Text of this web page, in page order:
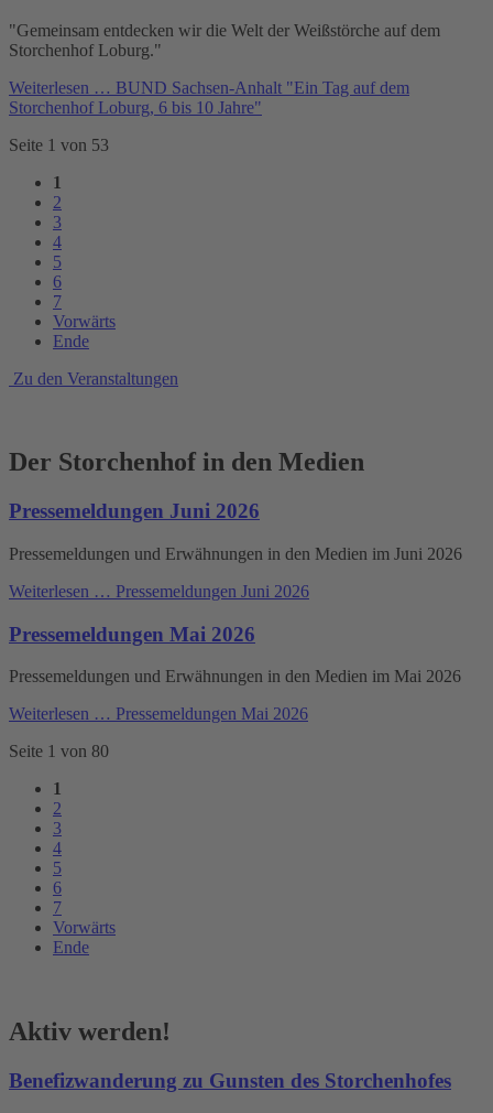
"Gemeinsam entdecken wir die Welt der Weißstörche auf dem
Storchenhof Loburg."
Weiterlesen … BUND Sachsen-Anhalt "Ein Tag auf dem
Storchenhof Loburg, 6 bis 10 Jahre"
Seite 1 von 53
1
2
3
4
5
6
7
Vorwärts
Ende
Zu den Veranstaltungen
Der Storchenhof in den Medien
Pressemeldungen Juni 2026
Pressemeldungen und Erwähnungen in den Medien im Juni 2026
Weiterlesen … Pressemeldungen Juni 2026
Pressemeldungen Mai 2026
Pressemeldungen und Erwähnungen in den Medien im Mai 2026
Weiterlesen … Pressemeldungen Mai 2026
Seite 1 von 80
1
2
3
4
5
6
7
Vorwärts
Ende
Aktiv werden!
Benefizwanderung zu Gunsten des Storchenhofes